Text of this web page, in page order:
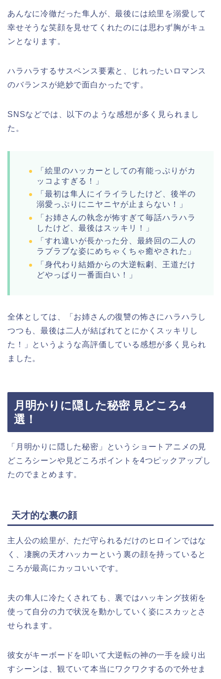
あんなに冷徹だった隼人が、最後には絵里を溺愛して
幸せそうな笑顔を見せてくれたのには思わず胸がキュ
ンとなります。
ハラハラするサスペンス要素と、じれったいロマンス
のバランスが絶妙で面白かったです。
SNSなどでは、以下のような感想が多く見られまし
た。
「絵里のハッカーとしての有能っぷりがカ
ッコよすぎる！」
「最初は隼人にイライラしたけど、後半の
溺愛っぷりにニヤニヤが止まらない！」
「お姉さんの執念が怖すぎて毎話ハラハラ
したけど、最後はスッキリ！」
「すれ違いが長かった分、最終回の二人の
ラブラブな姿にめちゃくちゃ癒やされた」
「身代わり結婚からの大逆転劇、王道だけ
どやっぱり一番面白い！」
全体としては、「お姉さんの復讐の怖さにハラハラし
つつも、最後は二人が結ばれてとにかくスッキリし
た！」というような高評価している感想が多く見られ
ました。
月明かりに隠した秘密 見どころ4
選！
「月明かりに隠した秘密 」というショートアニメの見
どころシーンや見どころポイントを4つピックアップし
たのでまとめます。
天才的な裏の顔
主人公の絵里が、ただ守られるだけのヒロインではな
く、凄腕の天才ハッカーという裏の顔を持っていると
ころが最高にカッコいいです。
夫の隼人に冷たくされても、裏ではハッキング技術を
使って自分の力で状況を動かしていく姿にスカッとさ
せられます。
彼女がキーボードを叩いて大逆転の神の一手を繰り出
すシーンは、観ていて本当にワクワクするので外せま